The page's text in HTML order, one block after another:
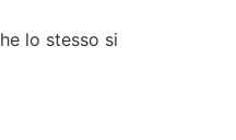
lo stesso si